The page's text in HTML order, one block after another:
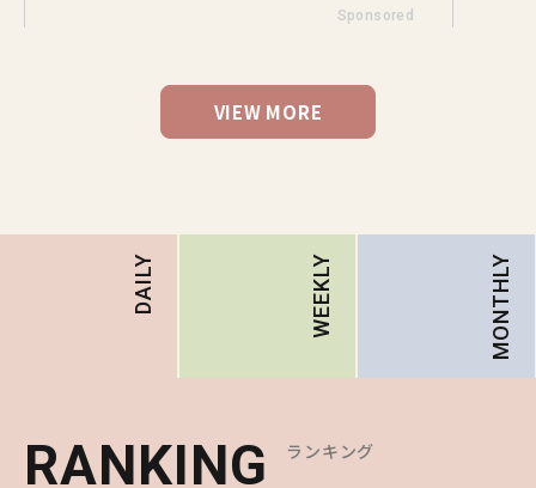
Sponsored
VIEW MORE
DAILY WEEKLY MONTHLY
RANKING ランキング
RANKING ランキング
RANKING ランキング